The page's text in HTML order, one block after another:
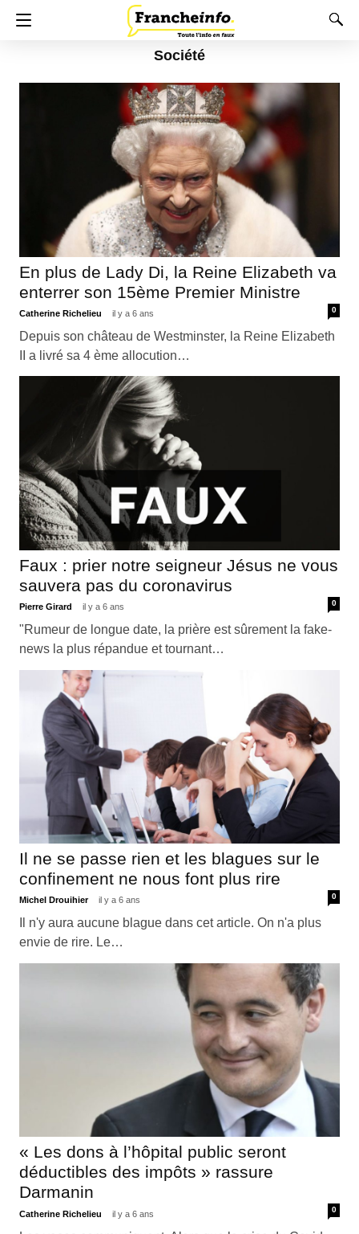
Société
En plus de Lady Di, la Reine Elizabeth va
enterrer son 15ème Premier Ministre
Catherine Richelieu il y a 6 ans 0
Depuis son château de Westminster, la Reine Elizabeth
II a livré sa 4 ème allocution…
Faux : prier notre seigneur Jésus ne vous
sauvera pas du coronavirus
Pierre Girard il y a 6 ans 0
"Rumeur de longue date, la prière est sûrement la fake-
news la plus répandue et tournant…
Il ne se passe rien et les blagues sur le
confinement ne nous font plus rire
Michel Drouihier il y a 6 ans 0
Il n'y aura aucune blague dans cet article. On n'a plus
envie de rire. Le…
« Les dons à l’hôpital public seront
déductibles des impôts » rassure
Darmanin
Catherine Richelieu il y a 6 ans 0